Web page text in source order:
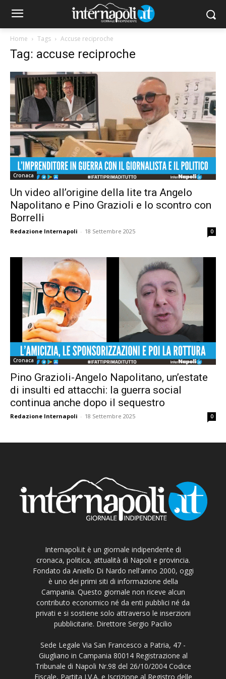
Home Tags Accuse reciproche
Tag: accuse reciproche
Cronaca
Un video all’origine della lite tra Angelo
Napolitano e Pino Grazioli e lo scontro con
Borrelli
Redazione Internapoli - 18 Settembre 2025 0
Cronaca
Pino Grazioli-Angelo Napolitano, un’estate
di insulti ed attacchi: la guerra social
continua anche dopo il sequestro
Redazione Internapoli - 18 Settembre 2025 0
Internapoli.it è un giornale indipendente di
cronaca, politica, attualità di Napoli e provincia.
Fondato da Aniello Di Nardo nell'anno 2000, oggi
è uno dei primi siti di informazione della
Campania. Questo giornale non riceve alcun
contributo economico né da enti pubblici né da
privati e si sostiene solo attraverso le inserzioni
pubblicitarie. Direttore Sergio Pacilio
Sede Legale Via San Francesco a Patria, 47 -
Giugliano in Campania 80014 Registrazione al
Tribunale di Napoli Nr.98 del 26/10/2004 Codice
Fiscale, Partita I.V.A. e Iscrizione al Registro delle